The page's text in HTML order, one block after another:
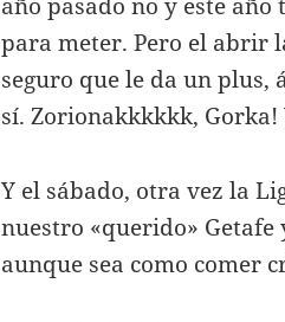
para meter. Pero el abrir
seguro que le da un plus,
sí. Zorionakkkkkk, Gorka!
Y el sábado, otra vez la
nuestro «querido»
aunque sea como comer